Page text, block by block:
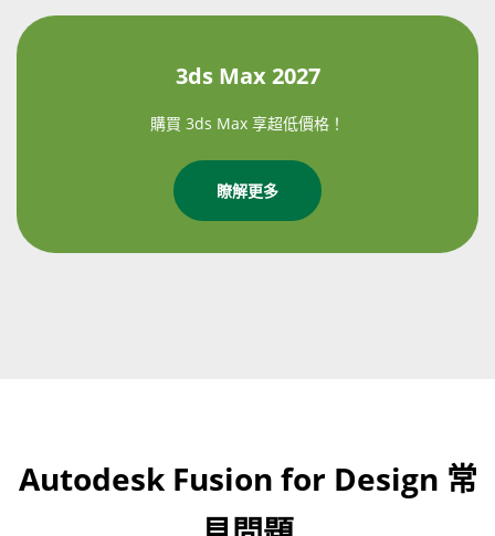
3ds Max 2027
購買 3ds Max 享超低價格！
瞭解更多
Autodesk Fusion for Design 常